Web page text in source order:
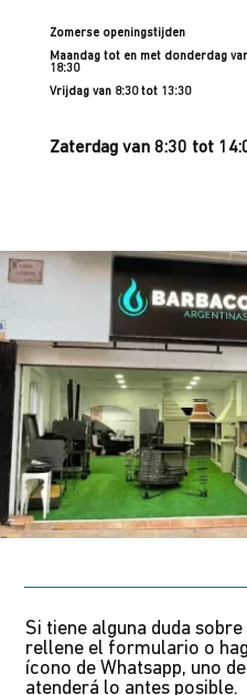
Zomerse openingstijden
Maandag tot en met donderdag
18:30
Vrijdag van 8:30 tot 13:30
Zaterdag van 8:30 tot
Si tiene alguna duda
rellene el formulario o
ícono de Whatsapp, uno
atenderá lo antes posible.